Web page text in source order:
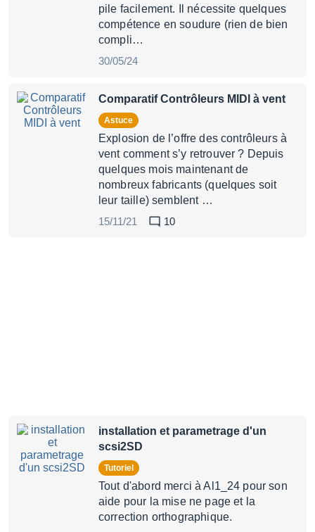
pile facilement. Il nécessite quelques
compétence en soudure (rien de bien
compli…
30/05/24
Comparatif Contrôleurs MIDI à vent
Astuce
Explosion de l’offre des contrôleurs à
vent comment s’y retrouver ? Depuis
quelques mois maintenant de
nombreux fabricants (quelques soit
leur taille) semblent …
15/11/21
10
installation et parametrage d'un
scsi2SD
Tutoriel
Tout d'abord merci à Al1_24 pour son
aide pour la mise ne page et la
correction orthographique.